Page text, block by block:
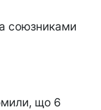
союзниками
що 6